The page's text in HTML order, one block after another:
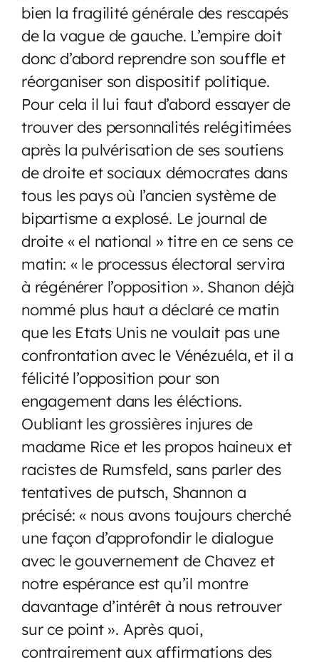
bien la fragilité générale des rescapés
de la vague de gauche. L’empire doit
donc d’abord reprendre son souffle et
réorganiser son dispositif politique.
Pour cela il lui faut d’abord essayer de
trouver des personnalités relégitimées
après la pulvérisation de ses soutiens
de droite et sociaux démocrates dans
tous les pays où l’ancien système de
bipartisme a explosé. Le journal de
droite « el national » titre en ce sens ce
matin: « le processus électoral servira
à régénérer l’opposition ». Shanon déjà
nommé plus haut a déclaré ce matin
que les Etats Unis ne voulait pas une
confrontation avec le Vénézuéla, et il a
félicité l’opposition pour son
engagement dans les éléctions.
Oubliant les grossières injures de
madame Rice et les propos haineux et
racistes de Rumsfeld, sans parler des
tentatives de putsch, Shannon a
précisé: « nous avons toujours cherché
une façon d’approfondir le dialogue
avec le gouvernement de Chavez et
notre espérance est qu’il montre
davantage d’intérêt à nous retrouver
sur ce point ». Après quoi,
contrairement aux affirmations des